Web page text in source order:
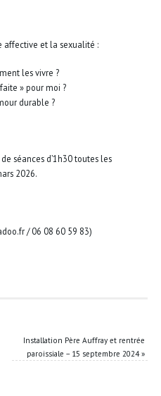
affective et la sexualité :
les vivre ?
» pour moi ?
durable ?
séances d’1h30 toutes les
2026.
/ 06 08 60 59 83)
Installation Père Auffray et rentrée
paroissiale – 15 septembre 2024»